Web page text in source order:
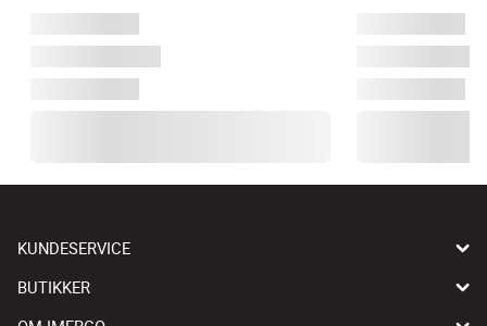
KUNDESERVICE
BUTIKKER